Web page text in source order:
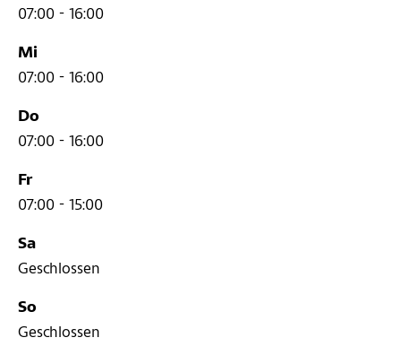
07:00 - 16:00
Mi
07:00 - 16:00
Do
07:00 - 16:00
Fr
07:00 - 15:00
Sa
Geschlossen
So
Geschlossen